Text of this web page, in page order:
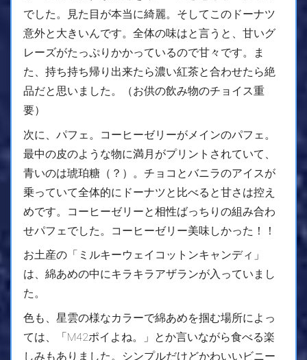
でした。見た目が本当に綺麗。そしてこのドーナツ
意外と大きいんです。全体の味はと言うと、甘いグ
レーズがたっぷりかかっているので甘々です。ま
た、持ち持ち帰り出来たら濃い紅茶と合わせたら絶
品だと思いました。（お供の飲み物のチョイス重
要）
次に、パフェ。コーヒーゼリーがメインのパフェ。
最中の皮のような物に満月がプリントされていて、
青いのは琥珀糖（？）。チョコとバニラのアイスが
乗っていて全体的にドーナツと比べると甘さは控え
めです。コーヒーゼリーと相性ばっちりの組み合わ
せパフェでした。コーヒーゼリー美味しかった！！
お土産の「ミルキーウェイコットンキャンディ」
は、綿あめの中にキラキラアザランが入っていまし
た。
色も、星雲の様なカラーで綿あめを掴む場所によっ
ては、「M42ポイよね。」とか言いながら食べる楽
しみもありました。シンプルだけどかわいいビニー